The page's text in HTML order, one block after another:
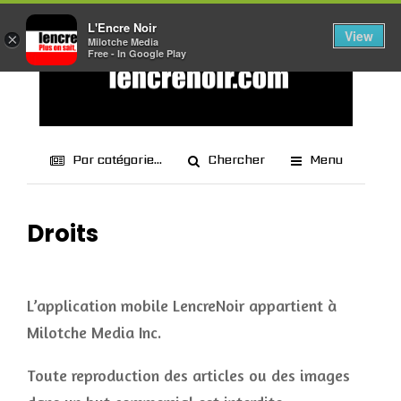
Par catégorie... Chercher Menu
Droits
L’application mobile LencreNoir appartient à
Milotche Media Inc.
Toute reproduction des articles ou des images
×
L'Encre Noir
Milotche Media
Free - In Google Play
View